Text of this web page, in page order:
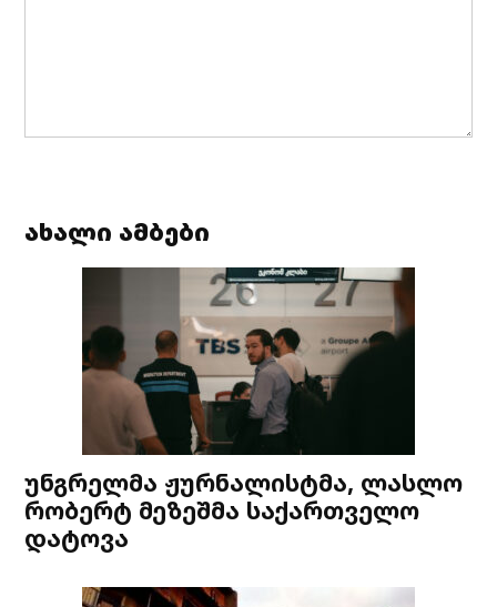
ახალი ამბები
უნგრელმა ჟურნალისტმა, ლასლო
რობერტ მეზეშმა საქართველო
დატოვა